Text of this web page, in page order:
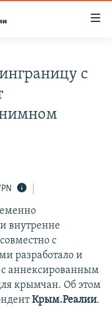
с
внутренне
с
разработало и
аннексированным
крымчан. Об этом
Крым.Реалии.